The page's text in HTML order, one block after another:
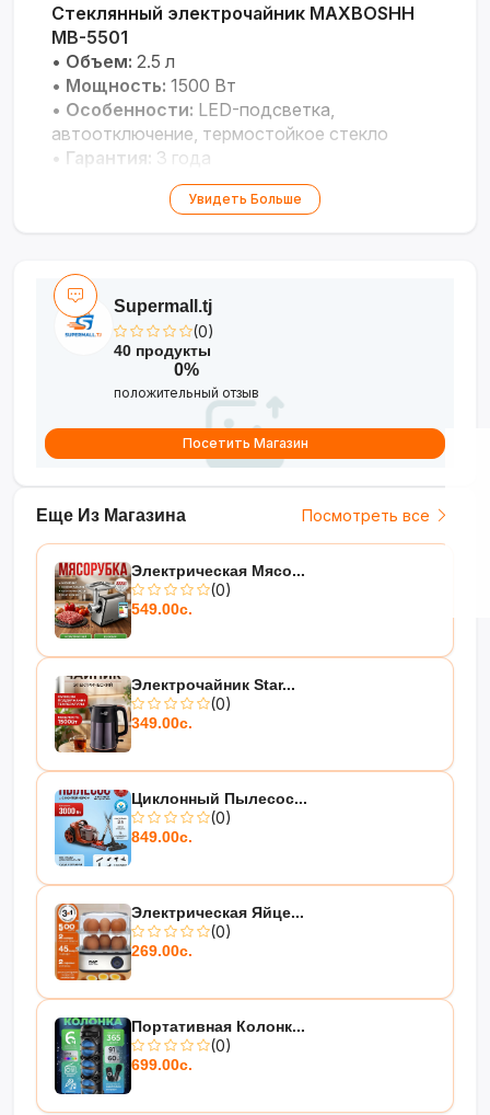
Стеклянный электрочайник MAXBOSHH
MB-5501
• Объем: 2.5 л
• Мощность: 1500 Вт
• Особенности: LED-подсветка,
автоотключение, термостойкое стекло
• Гарантия: 3 года
Стильный чайник большого объема для
Увидеть Больше
Еще Из Магазина Посмотреть все
Электрическая Мясо...
(0)
549.00с.
Электрочайник Star...
(0)
349.00с.
Циклонный Пылесос...
(0)
849.00с.
Электрическая Яйце...
(0)
269.00с.
Портативная Колонк...
(0)
699.00с.
Supermall.tj
(0)
40 продукты
0%
положительный отзыв
Посетить Магазин